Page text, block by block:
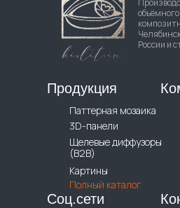
Паттерная мозаика
3D-панели
Щелевые диффузоры
(B2B)
Картины
Полный каталог
Продукция
Соц.сети
России и